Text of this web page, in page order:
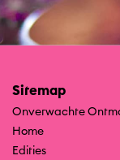
Sitemap
Onverwachte
Home
Edities